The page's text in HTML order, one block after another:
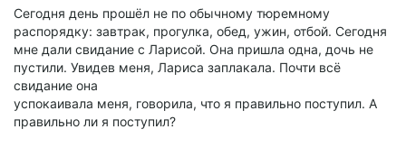
Сегодня день прошёл не по обычному тюремному
распорядку: завтрак, прогулка, обед, ужин, отбой. Сегодня
мне дали свидание с Ларисой. Она пришла одна, дочь не
пустили. Увидев меня, Лариса заплакала. Почти всё
свидание она
успокаивала меня, говорила, что я правильно поступил. А
правильно ли я поступил?